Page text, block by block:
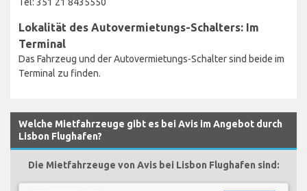
Lokalität des Autovermietungs-Schalters: Im
Terminal
Das Fahrzeug und der Autovermietungs-Schalter sind beide im
Terminal zu finden.
Welche Mietfahrzeuge gibt es bei Avis im Angebot durch
Lisbon Flughafen?
Die Mietfahrzeuge von Avis bei Lisbon Flughafen sind: